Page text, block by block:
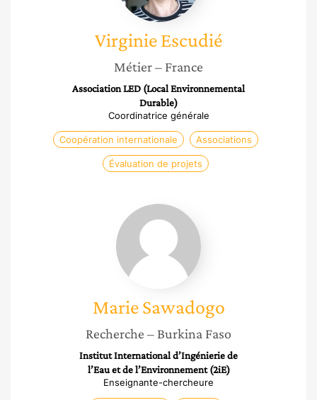
VirginieEscudié
Métier– France
Association LED (Local Environnemental
Durable)
Coordinatrice générale
Coopération internationale Associations
Évaluation de projets
Marie
Sawadogo
Marie Sawadogo
Recherche – Burkina Faso
Institut International d’Ingénierie de
l’Eau et de l’Environnement (2iE)
Enseignante-chercheure